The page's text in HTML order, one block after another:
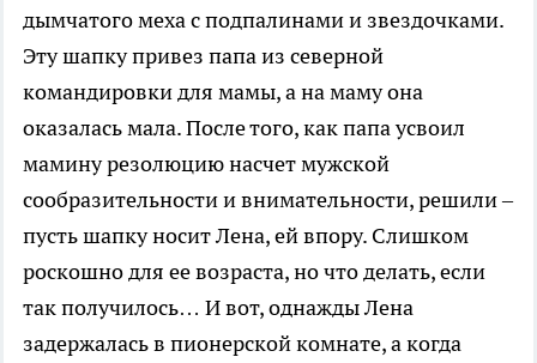
дымчатого меха с подпалинами и звездочками.
Эту шапку привез папа из северной
командировки для мамы, а на маму она
оказалась мала. После того, как папа усвоил
мамину резолюцию насчет мужской
сообразительности и внимательности, решили –
пусть шапку носит Лена, ей впору. Слишком
роскошно для ее возраста, но что делать, если
так получилось… И вот, однажды Лена
задержалась в пионерской комнате, а когда